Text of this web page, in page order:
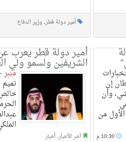
أمير دولة قطر, وزير الدفاع
أمير دولة قطر يعرب
الشريفين ولسمو ولي
آخر الأخبار,أخبار
إن
وأن
من
10:30 م